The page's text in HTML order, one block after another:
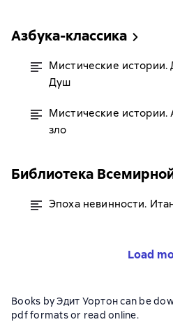
Азбука-классика
Мистические истории.
Душ
Мистические истории.
зло
Библиотека
Эпоха невинности.
Load
Books by Эдит Уортон can be
pdf formats or read online.